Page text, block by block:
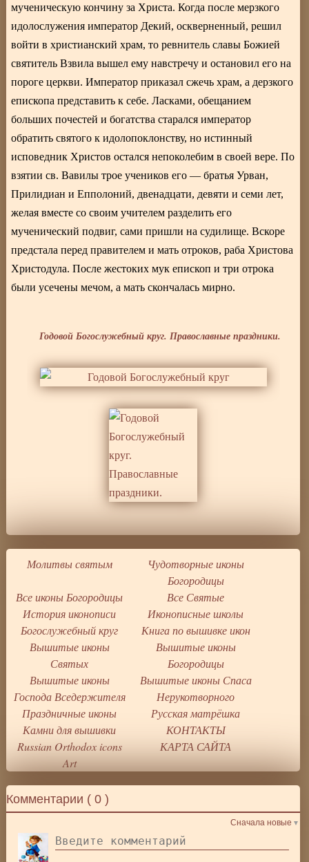
мученическую кончину за Христа. Когда после мерзкого
идолослужения император Декий, оскверненный, решил
войти в христианский храм, то ревнитель славы Божией
святитель Взвила вышел ему навстречу и остановил его на
пороге церкви. Император приказал сжечь храм, а дерзкого
епископа представить к себе. Ласками, обещанием
больших почестей и богатства старался император
обратить святого к идолопоклонству, но истинный
исповедник Христов остался непоколебим в своей вере. По
взятии св. Вавилы трое учеников его — братья Урван,
Прилидиан и Епполоний, двенадцати, девяти и семи лет,
желая вместе со своим учителем разделить его
мученический подвиг, сами пришли на судилище. Вскоре
предстала перед правителем и мать отроков, раба Христова
Христодула. После жестоких мук епископ и три отрока
были усечены мечом, а мать скончалась мирно.
Годовой Богослужебный круг. Православные праздники.
Комментарии (0 )
Сначала новые
Молитвы святым
Чудотворные иконы
Богородицы
Все иконы Богородицы
Все Святые
История иконописи
Иконописные школы
Богослужебный круг
Книга по вышивке икон
Вышитые иконы
Святых
Вышитые иконы
Богородицы
Вышитые иконы
Господа Вседержителя
Вышитые иконы Спаса
Нерукотворного
Праздничные иконы
Русская матрёшка
Камни для вышивки
КОНТАКТЫ
Russian Orthodox icons
Art
КАРТА САЙТА